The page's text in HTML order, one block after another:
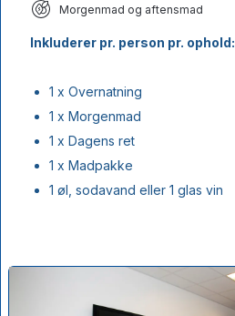
Morgenmad og aftensmad
Inkluderer pr. person pr. ophold:
1 x Overnatning
1 x Morgenmad
1 x Dagens ret
1 x Madpakke
1 øl, sodavand eller 1 glas vin